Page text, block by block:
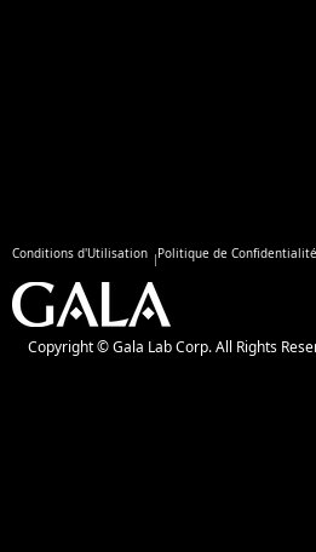
Conditions d'Utilisation Politique de Confidentialité
Copyright © Gala Lab Corp. All Rights